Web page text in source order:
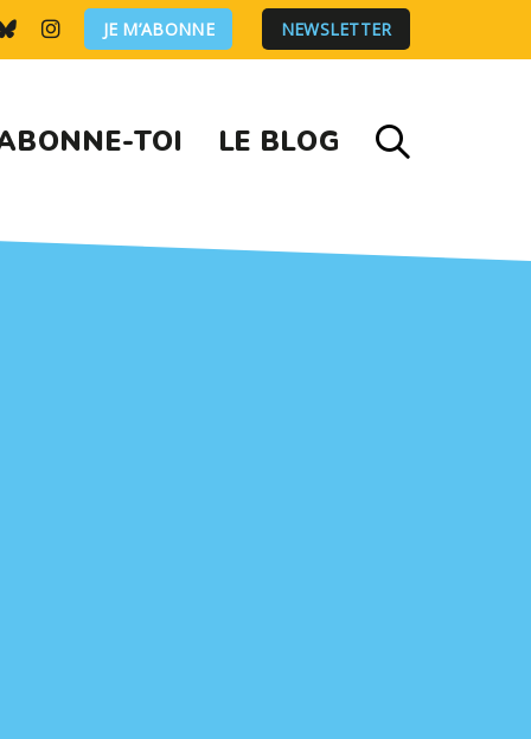
JE M’ABONNE NEWSLETTER
TOI LE BLOG